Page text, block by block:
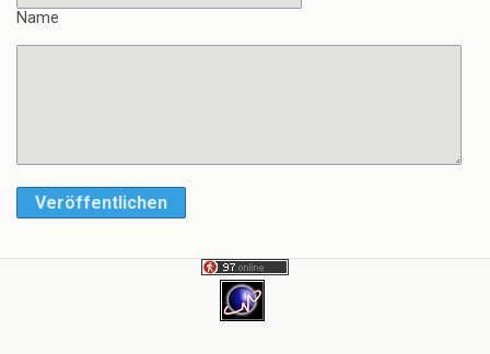
Name
Veröffentlichen